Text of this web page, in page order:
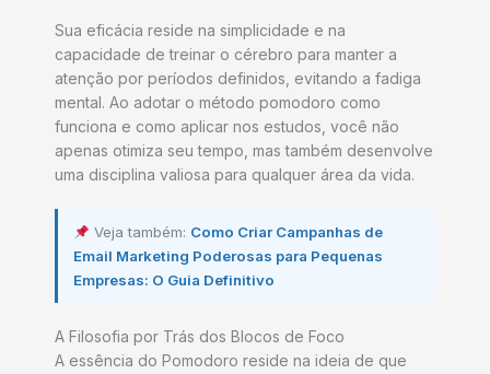
Sua eficácia reside na simplicidade e na
capacidade de treinar o cérebro para manter a
atenção por períodos definidos, evitando a fadiga
mental. Ao adotar o método pomodoro como
funciona e como aplicar nos estudos, você não
apenas otimiza seu tempo, mas também desenvolve
uma disciplina valiosa para qualquer área da vida.
Veja também: Como Criar Campanhas de
Email Marketing Poderosas para Pequenas
Empresas: O Guia Definitivo
A Filosofia por Trás dos Blocos de Foco
A essência do Pomodoro reside na ideia de que